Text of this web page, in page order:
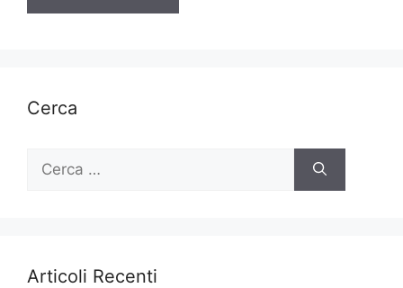
Cerca
per:
Articoli Recenti